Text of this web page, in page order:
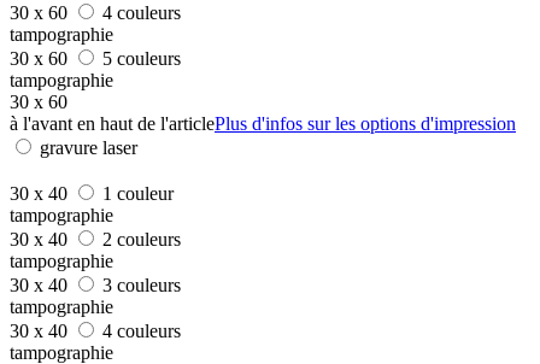
30 x 60
4 couleurs
tampographie
30 x 60
5 couleurs
tampographie
30 x 60
à l'avant en haut de l'articlePlus d'infos sur les options d'impression
gravure laser
30 x 40
1 couleur
tampographie
30 x 40
2 couleurs
tampographie
30 x 40
3 couleurs
tampographie
30 x 40
4 couleurs
tampographie